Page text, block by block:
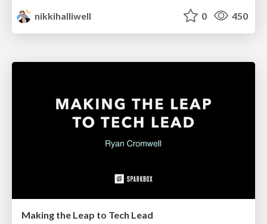
nikkihalliwell
0 450
Making the Leap to Tech Lead